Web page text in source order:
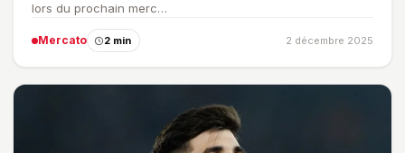
lors du prochain merc…
Mercato 2 min 2 décembre 2025